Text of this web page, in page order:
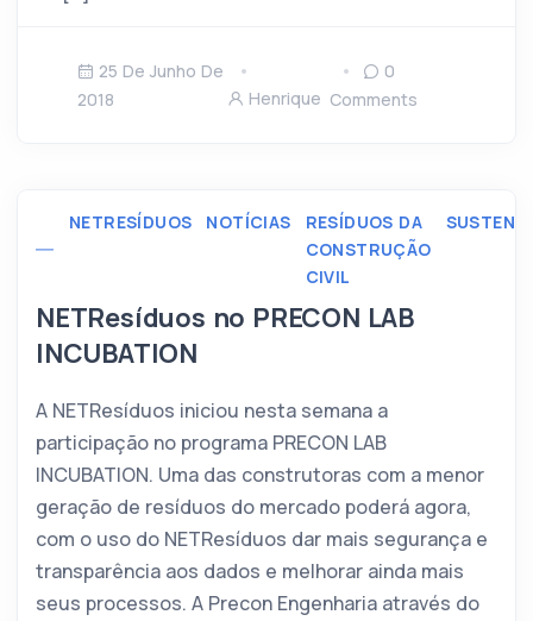
25 De Junho De
2018
Henrique
0
Comments
NETRESÍDUOS NOTÍCIAS
RESÍDUOS DA
CONSTRUÇÃO
CIVIL
NETResíduos no PRECON LAB
INCUBATION
A NETResíduos iniciou nesta semana a
participação no programa PRECON LAB
INCUBATION. Uma das construtoras com a menor
geração de resíduos do mercado poderá agora,
com o uso do NETResíduos dar mais segurança e
transparência aos dados e melhorar ainda mais
seus processos. A Precon Engenharia através do